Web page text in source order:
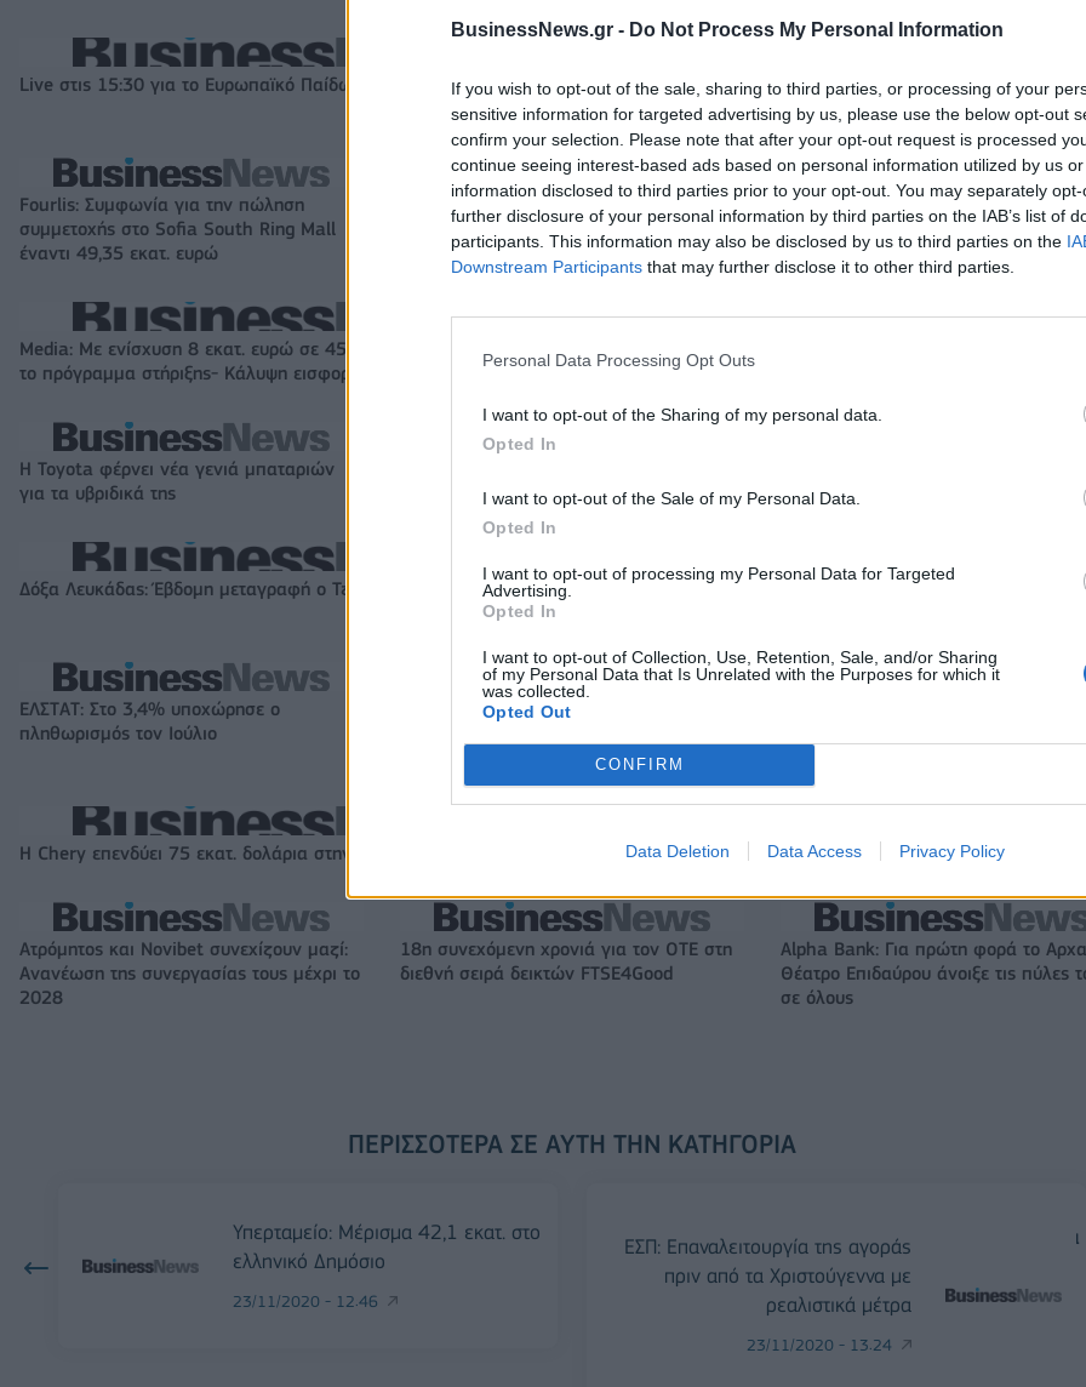
BusinessNews.gr - Do Not Process My Personal Information
If you wish to opt-out of the sale, sharing to third parties, or processing of your
sensitive information for targeted advertising by us, please use the below opt-out
confirm your selection. Please note that after your opt-out request is processed
continue seeing interest-based ads based on personal information utilized by us
information disclosed to third parties prior to your opt-out. You may separately
further disclosure of your personal information by third parties on the IAB’s list of
participants. This information may also be disclosed by us to third parties on the
Downstream Participants that may further disclose it to other third parties.
Personal Data Processing Opt Outs
I want to opt-out of the Sharing of my personal data.
Opted In
I want to opt-out of the Sale of my Personal Data.
Opted In
I want to opt-out of processing my Personal Data for Targeted
Advertising.
Opted In
I want to opt-out of Collection, Use, Retention, Sale, and/or Sharing
of my Personal Data that Is Unrelated with the Purposes for which it
was collected.
Opted Out
CONFIRM
Data Deletion Data Access Privacy Policy
Live στις 15:30 για το Ευρωπαϊκό Παίδων, Ελλάδα-Ισπανία
Μοκόκα: «Θέλουμε να χτίσουμε κάτι μεγάλο με την
και τη διοίκηση»
Fourlis: Συμφωνία για την πώληση
συμμετοχής στο Sofia South Ring Mall
έναντι 49,35 εκατ. ευρώ
Β.Σ. Καρούλιας: Τζίρος 98,7 εκατ. ευρώ
και αύξηση κερδών 57% - Τα νέα
στοιχήματα σε low & non alcohol
Χρηματοδότηση 8 εκατ. ευρώ σε 843
μέσα ενημέρωσης- Ξεκίνησε το
πρόγραμμα ενίσχυσης του Τύπου
Media: Με ενίσχυση 8 εκατ. ευρώ σε 451 επιχειρήσεις ξεκίνησε
το πρόγραμμα στήριξης- Κάλυψη εισφορών ΕΔΟΕΑΠ
IAB Hellas: Νέα Διοικούσα Επιτροπή και νέο Διοικητικό
- Πρόεδρος ο Γαληνός Γιαγλής
Η Toyota φέρνει νέα γενιά μπαταριών
για τα υβριδικά της
αυτοκινητοβιομηχανία
της αποδοτικότητας
Δόξα Λευκάδας: Έβδομη μεταγραφή ο Τζος Σάρμα (vid)
Platon BC: «Στόχος μας στις ακαδημίες να εξελίσσονται οι
ΕΛΣΤΑΤ: Στο 3,4% υποχώρησε ο
πληθωρισμός τον Ιούλιο
Metlen: Ρεκόρ EBITDA στο α' εξάμηνο,
Η Chery επενδύει 75 εκατ. δολάρια στην KG Mobility Το FIAT 500 Hybrid τώρα από 18.990 ευρώ
Ατρόμητος και Novibet συνεχίζουν μαζί:
Ανανέωση της συνεργασίας τους μέχρι το
2028
18η συνεχόμενη χρονιά για τον ΟΤΕ στη
διεθνή σειρά δεικτών FTSE4Good
Alpha Bank: Για πρώτη φορά το
Θέατρο Επιδαύρου άνοιξε τις πύλες
σε όλους
ΠΕΡΙΣΣΌΤΕΡΑ ΣΕ ΑΥΤΉ ΤΗΝ ΚΑΤΗΓΟΡΊΑ
Υπερταμείο: Μέρισμα 42,1 εκατ. στο
ελληνικό Δημόσιο
23/11/2020 - 12:46
ΕΣΠ: Επαναλειτουργία της αγοράς
πριν από τα Χριστούγεννα με
ρεαλιστικά μέτρα
23/11/2020 - 13:24